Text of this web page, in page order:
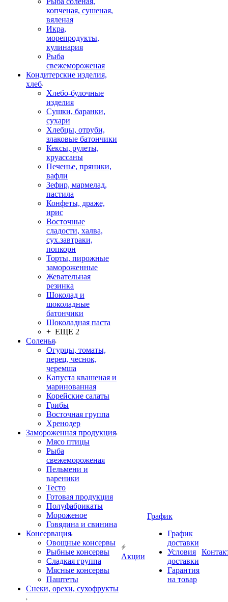
копченая, сушеная,
вяленая
Икра,
морепродукты,
кулинария
Рыба
свежемороженая
Кондитерские изделия,
хлеб
Хлебо-булочные
изделия
Сушки, баранки,
сухари
Хлебцы, отруби,
злаковые батончики
Кексы, рулеты,
круассаны
Печенье, пряники,
вафли
Зефир, мармелад,
пастила
Конфеты, драже,
ирис
Восточные
сладости, халва,
сух.завтраки,
попкорн
Торты, пирожные
замороженные
Жевательная
резинка
Шоколад и
шоколадные
батончики
Шоколадная паста
+ ЕЩЕ 2
Соленья
Огурцы, томаты,
перец, чеснок,
черемша
Капуста квашеная и
маринованная
Корейские салаты
Грибы
Восточная группа
Хренодер
Замороженная продукция
Мясо птицы
Рыба
свежемороженая
Пельмени и
вареники
Тесто
Готовая продукция
Полуфабрикаты
Мороженое
Говядина и свинина
Консервация
Овощные консервы
Рыбные консервы
Сладкая группа
Мясные консервы
Паштеты
Снеки, орехи, сухофрукты
Акции
График
График
доставки
Условия
доставки
Гарантия
на товар